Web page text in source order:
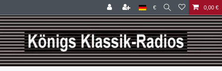
€ 0,00 €